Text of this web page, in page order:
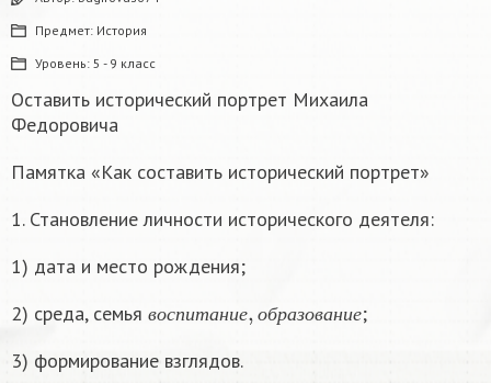
Предмет: История
Уровень: 5 - 9 класс
Оставить исторический портрет Михаила
Федоровича
Памятка «Как составить исторический портрет»
1. Становление личности исторического деятеля:
1) дата и место рождения;
2) среда, семья
в о с п и т а н и е о браз ован ие
;
3) формирование взглядов.